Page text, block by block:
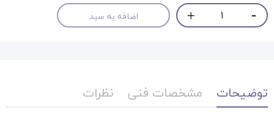
اضافه به سبد
توضیحات مشخصات فنی نظرات